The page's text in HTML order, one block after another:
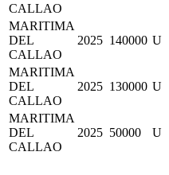
CALLAO
MARITIMA
DEL
CALLAO
2025 140000 U
MARITIMA
DEL
CALLAO
2025 130000 U
MARITIMA
DEL
CALLAO
2025 50000 U